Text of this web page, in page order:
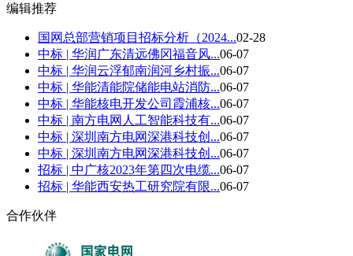
编辑推荐
国网总部营销项目招标分析（2024...02-28
中标 | 华润广东清远佛冈福音风...06-07
中标 | 华润云浮郁南润河乡村振...06-07
中标 | 华能清能院储能电站消防...06-07
中标 | 华能核电开发公司霞浦核...06-07
中标 | 南方电网人工智能科技有...06-07
中标 | 深圳南方电网深港科技创...06-07
中标 | 深圳南方电网深港科技创...06-07
招标 | 中广核2023年第四次电缆...06-07
招标 | 华能西安热工研究院有限...06-07
合作伙伴